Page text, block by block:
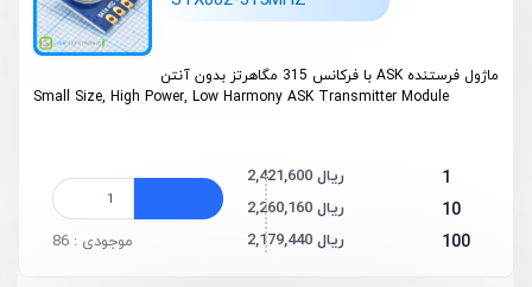
ماژول فرستنده ASK با فرکانس 315 مگاهرتز بدون آنتن
Small Size, High Power, Low Harmony ASK Transmitter Module
1 2,421,600 ریال
10 2,260,160 ریال
100 2,179,440 ریال موجودی : 86